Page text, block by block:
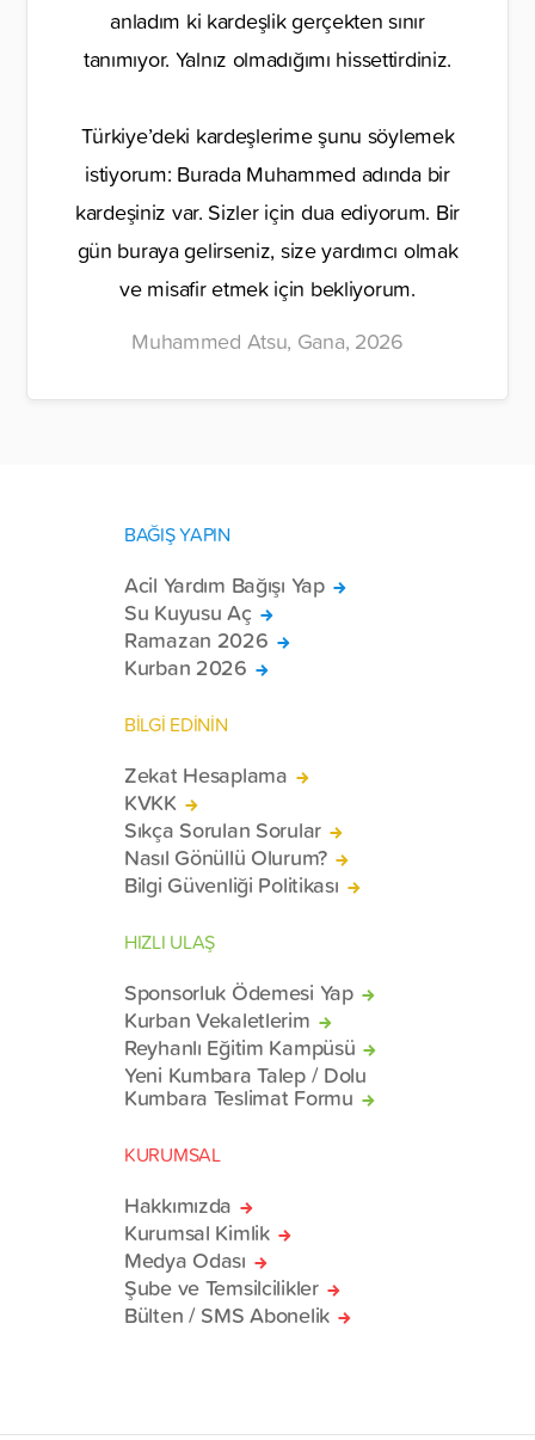
anladım ki kardeşlik gerçekten sınır
tanımıyor. Yalnız olmadığımı hissettirdiniz.
Türkiye’deki kardeşlerime şunu söylemek
istiyorum: Burada Muhammed adında bir
kardeşiniz var. Sizler için dua ediyorum. Bir
gün buraya gelirseniz, size yardımcı olmak
ve misafir etmek için bekliyorum.
Muhammed Atsu, Gana, 2026
BAĞIŞ YAPIN
Acil Yardım Bağışı Yap
Su Kuyusu Aç
Ramazan 2026
Kurban 2026
BİLGİ EDİNİN
Zekat Hesaplama
KVKK
Sıkça Sorulan Sorular
Nasıl Gönüllü Olurum?
Bilgi Güvenliği Politikası
HIZLI ULAŞ
Sponsorluk Ödemesi Yap
Kurban Vekaletlerim
Reyhanlı Eğitim Kampüsü
Yeni Kumbara Talep / Dolu
Kumbara Teslimat Formu
KURUMSAL
Hakkımızda
Kurumsal Kimlik
Medya Odası
Şube ve Temsilcilikler
Bülten / SMS Abonelik